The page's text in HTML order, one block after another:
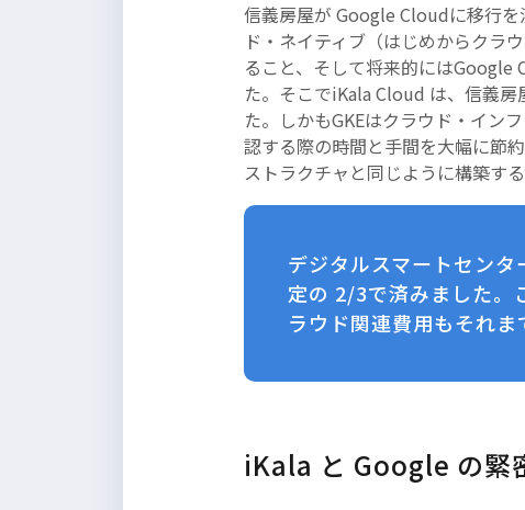
信義房屋が Google Cloudに移行
ド・ネイティブ（はじめからクラ
ること、そして将来的にはGoogle
た。そこでiKala Cloud は、信義
た。しかもGKEはクラウド・イン
認する際の時間と手間を大幅に節
ストラクチャと同じように構築す
デジタルスマートセン
定の 2/3で済みました。
ラウド関連費用もそれま
iKala と Google の緊